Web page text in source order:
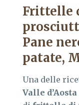
Frittelle
Pane
patate,
Una delle
Valle d’Aosta